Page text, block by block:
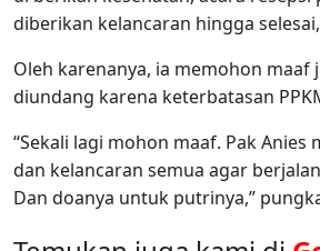
diberikan kelancaran hingga
Oleh karenanya, ia memohon maaf
diundang karena keterbatasan
“Sekali lagi mohon maaf. Pak Anies
dan kelancaran semua agar
Dan doanya untuk putrinya,”